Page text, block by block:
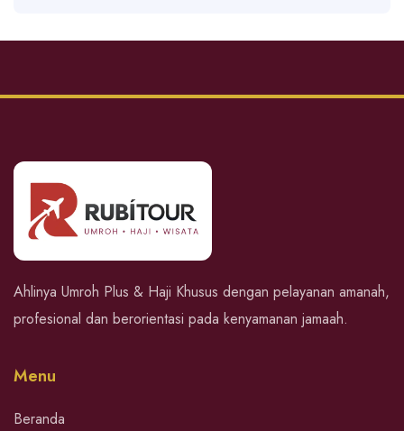
Ahlinya Umroh Plus & Haji Khusus dengan pelayanan amanah,
profesional dan berorientasi pada kenyamanan jamaah.
Menu
Beranda